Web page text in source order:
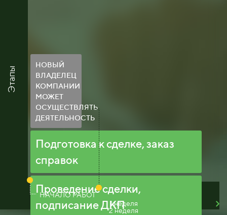
Этапы
НОВЫЙ
ВЛАДЕЛЕЦ
КОМПАНИИ
МОЖЕТ
ОСУЩЕСТВЛЯТЬ
ДЕЯТЕЛЬНОСТЬ
Подготовка к сделке, заказ
справок
Проведение сделки,
подписание ДКП
НАЧАЛО РАБОТ
1 неделя
2 неделя